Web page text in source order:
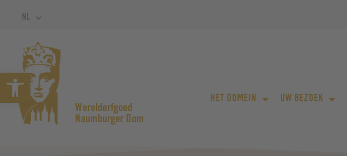
Open werkbalk
NL
Werelderfgoed
Naumburger Dom
HET DOMEIN UW BEZOEK